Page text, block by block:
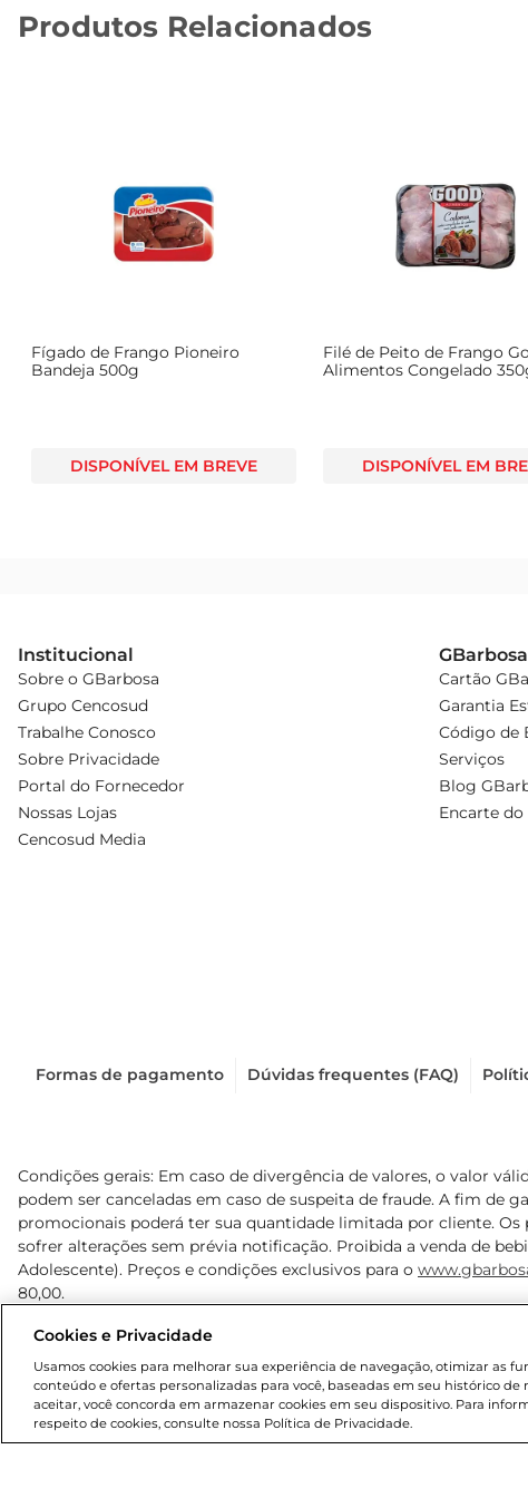
Produtos Relacionados
Fígado de Frango Pioneiro
Bandeja 500g
DISPONÍVEL EM BREVE
Filé de Peito de Frango
Alimentos Congelado
DISPONÍVEL EM
Institucional
Sobre o GBarbosa
Grupo Cencosud
Trabalhe Conosco
Sobre Privacidade
Portal do Fornecedor
Nossas Lojas
Cencosud Media
GBarbosa
Cartão
Garantia
Código de
Serviços
Blog
Encarte do
Formas de pagamento Dúvidas frequentes (FAQ)
Condições gerais: Em caso de divergência de valores, o valor
podem ser canceladas em caso de suspeita de fraude. A fim de
promocionais poderá ter sua quantidade limitada por cliente.
sofrer alterações sem prévia notificação. Proibida a venda de
Adolescente). Preços e condições exclusivos para o
80,00.
Cookies e Privacidade
Usamos cookies para melhorar sua experiência de navegação, otimizar as
conteúdo e ofertas personalizadas para você, baseadas em seu histórico de
aceitar, você concorda em armazenar cookies em seu dispositivo. Para
respeito de cookies, consulte nossa Política de Privacidade.